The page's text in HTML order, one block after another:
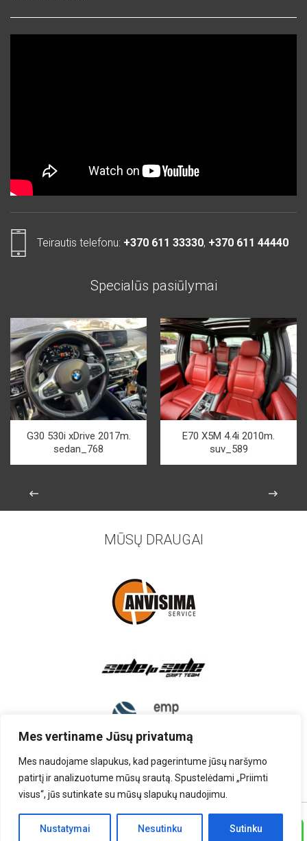
Mes vertiname Jūsų privatumą
Mes naudojame slapukus, kad pagerintume jūsų naršymo
patirtį ir analizuotume mūsų srautą. Spustelėdami „Priimti
visus“, jūs sutinkate su mūsų slapukų naudojimu.
Nustatymai Nesutinku Sutinku
Teirautis telefonu: +370 611 33330, +370 611 44440
Specialūs pasiūlymai
G30 530i xDrive 2017m.
sedan_768
E70 X5M 4.4i 2010m.
suv_589
MŪSŲ DRAUGAI
Skambinti